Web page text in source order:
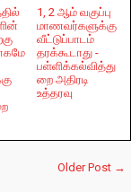
1, 2 ஆம் வகுப்பு
மாணவர்களுக்கு
வீட்டுப்பாடம்
தரக்கூடாது -
பள்ளிக்கல்வித்து
றை அதிரடி
உத்தரவு
Older Post →